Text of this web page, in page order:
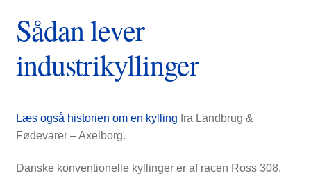
Sådan lever
industrikyllinger
Læs også historien om en kylling fra Landbrug &
Fødevarer – Axelborg.
Danske konventionelle kyllinger er af racen Ross 308,